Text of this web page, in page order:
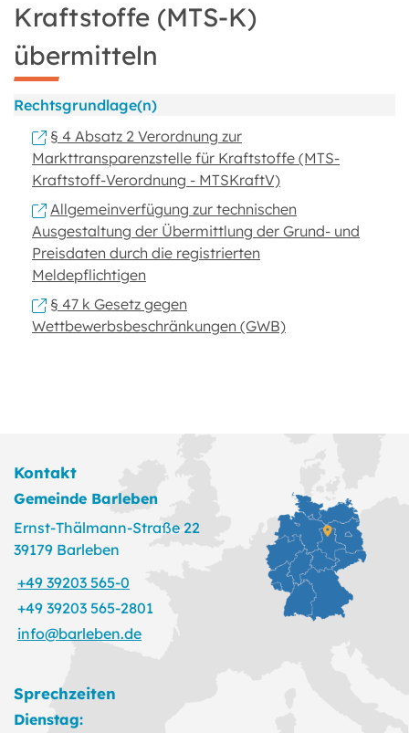
Kraftstoffe (MTS-K)
übermitteln
Rechtsgrundlage(n)
§ 4 Absatz 2 Verordnung zur
Markttransparenzstelle für Kraftstoffe (MTS-
Kraftstoff-Verordnung - MTSKraftV)
Allgemeinverfügung zur technischen
Ausgestaltung der Übermittlung der Grund- und
Preisdaten durch die registrierten
Meldepflichtigen
§ 47 k Gesetz gegen
Wettbewerbsbeschränkungen (GWB)
Kontakt
Gemeinde Barleben
Ernst-Thälmann-Straße 22
39179 Barleben
+49 39203 565-0
+49 39203 565-2801
info@barleben.de
Sprechzeiten
Dienstag: